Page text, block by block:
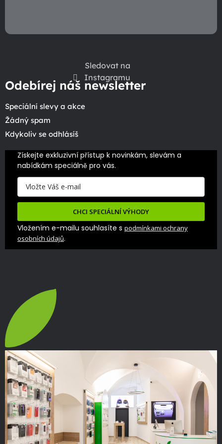
Sledovat na
Instagramu
Odebírej náš newsletter
Speciální slevy a akce
Žádný spam
Kdykoliv se odhlásíš
Získejte exkluzivní přístup k novinkám, slevám a
nabídkám speciálně pro vás.
CHCI SPECIÁLNÍ VÝHODY
Vložením e-mailu souhlasíte s podmínkami ochrany
osobních údajů.